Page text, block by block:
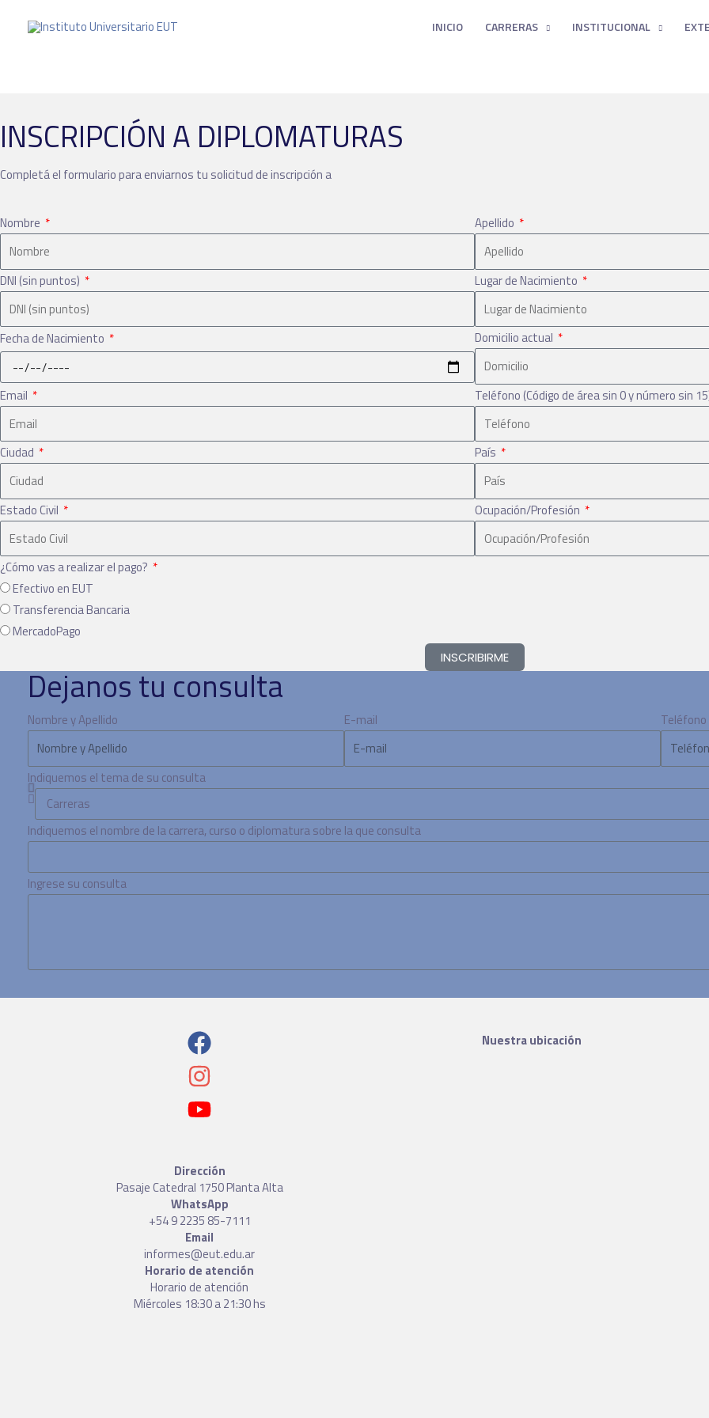
INICIO CARRERAS INSTITUCIONAL
INSCRIPCIÓN A DIPLOMATURAS
Completá el formulario para enviarnos tu solicitud de inscripción a
Nombre Apellido
DNI (sin puntos) Lugar de Nacimiento
Fecha de Nacimiento Domicilio actual
Email Teléfono (Código de área sin 0 y número sin
Ciudad País
Estado Civil Ocupación/Profesión
¿Cómo vas a realizar el pago?
Efectivo en EUT
Transferencia Bancaria
MercadoPago
INSCRIBIRME
Dejanos tu consulta
Nombre y Apellido E-mail Teléfono
Indiquemos el tema de su consulta
Indiquemos el nombre de la carrera, curso o diplomatura sobre la que consulta
Ingrese su consulta
Dirección
Pasaje Catedral 1750 Planta Alta
WhatsApp
+54 9 2235 85-7111
Email
informes@eut.edu.ar
Horario de atención
Horario de atención
Miércoles 18:30 a 21:30 hs
Nuestra ubicación